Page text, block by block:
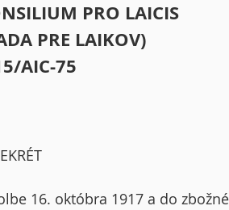
PRO LAICIS
PRE LAIKOV)
AIC-75
16. októbra 1917 a do